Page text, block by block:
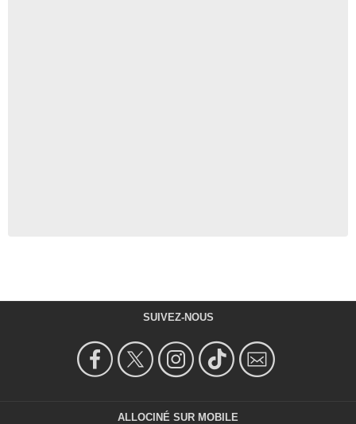
SUIVEZ-NOUS
ALLOCINÉ SUR MOBILE